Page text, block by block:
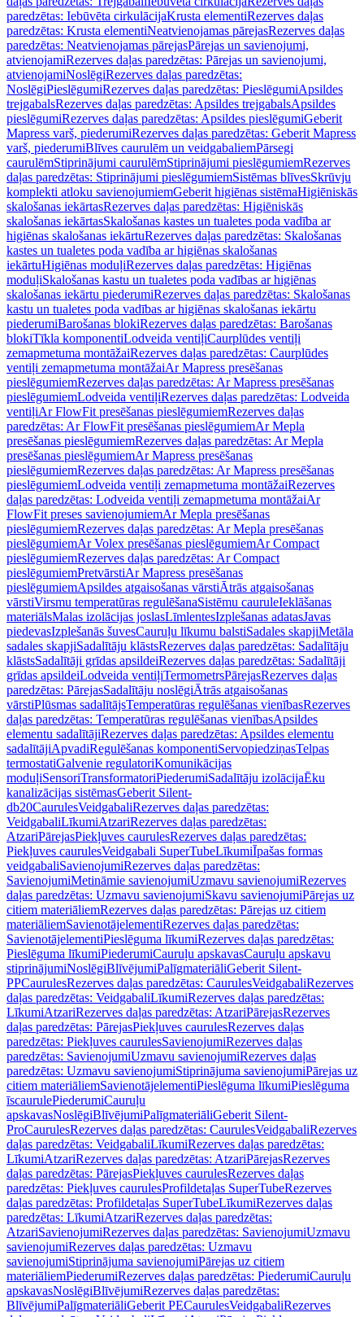
paredzētas: Iebūvēta cirkulācijaKrusta elementiRezerves daļas
paredzētas: Krusta elementiNeatvienojamas pārejasRezerves daļas
paredzētas: Neatvienojamas pārejasPārejas un savienojumi,
atvienojamiRezerves daļas paredzētas: Pārejas un savienojumi,
atvienojamiNoslēgiRezerves daļas paredzētas:
NoslēgiPieslēgumiRezerves daļas paredzētas: PieslēgumiApsildes
trejgabalsRezerves daļas paredzētas: Apsildes trejgabalsApsildes
pieslēgumiRezerves daļas paredzētas: Apsildes pieslēgumiGeberit
Mapress varš, piederumiRezerves daļas paredzētas: Geberit Mapress
varš, piederumiBlīves caurulēm un veidgabaliemPārsegi
caurulēmStiprinājumi caurulēmStiprinājumi pieslēgumiemRezerves
daļas paredzētas: Stiprinājumi pieslēgumiemSistēmas blīvesSkrūvju
komplekti atloku savienojumiemGeberit higiēnas sistēmaHigiēniskās
skalošanas iekārtasRezerves daļas paredzētas: Higiēniskās
skalošanas iekārtasSkalošanas kastes un tualetes poda vadība ar
higiēnas skalošanas iekārtuRezerves daļas paredzētas: Skalošanas
kastes un tualetes poda vadība ar higiēnas skalošanas
iekārtuHigiēnas moduļiRezerves daļas paredzētas: Higiēnas
moduļiSkalošanas kastu un tualetes poda vadības ar higiēnas
skalošanas iekārtu piederumiRezerves daļas paredzētas: Skalošanas
kastu un tualetes poda vadības ar higiēnas skalošanas iekārtu
piederumiBarošanas blokiRezerves daļas paredzētas: Barošanas
blokiTīkla komponentiLodveida ventiļiCaurplūdes ventiļi
zemapmetuma montāžaiRezerves daļas paredzētas: Caurplūdes
ventiļi zemapmetuma montāžaiAr Mapress presēšanas
pieslēgumiemRezerves daļas paredzētas: Ar Mapress presēšanas
pieslēgumiemLodveida ventiļiRezerves daļas paredzētas: Lodveida
ventiļiAr FlowFit presēšanas pieslēgumiemRezerves daļas
paredzētas: Ar FlowFit presēšanas pieslēgumiemAr Mepla
presēšanas pieslēgumiemRezerves daļas paredzētas: Ar Mepla
presēšanas pieslēgumiemAr Mapress presēšanas
pieslēgumiemRezerves daļas paredzētas: Ar Mapress presēšanas
pieslēgumiemLodveida ventiļi zemapmetuma montāžaiRezerves
daļas paredzētas: Lodveida ventiļi zemapmetuma montāžaiAr
FlowFit preses savienojumiemAr Mepla presēšanas
pieslēgumiemRezerves daļas paredzētas: Ar Mepla presēšanas
pieslēgumiemAr Volex presēšanas pieslēgumiemAr Compact
pieslēgumiemRezerves daļas paredzētas: Ar Compact
pieslēgumiemPretvārstiAr Mapress presēšanas
pieslēgumiemApsildes atgaisošanas vārstiĀtrās atgaisošanas
vārstiVirsmu temperatūras regulēšanaSistēmu cauruleIeklāšanas
materiālsMalas izolācijas joslasLīmlentesIzplešanas adatasJavas
piedevasIzplešanās šuvesCauruļu līkumu balstiSadales skapjiMetāla
sadales skapjiSadalītāju klāstsRezerves daļas paredzētas: Sadalītāju
klāstsSadalītāji grīdas apsildeiRezerves daļas paredzētas: Sadalītāji
grīdas apsildeiLodveida ventiļiTermometrsPārejasRezerves daļas
paredzētas: PārejasSadalītāju noslēgiĀtrās atgaisošanas
vārstiPlūsmas sadalītājsTemperatūras regulēšanas vienībasRezerves
daļas paredzētas: Temperatūras regulēšanas vienībasApsildes
elementu sadalītājiRezerves daļas paredzētas: Apsildes elementu
sadalītājiApvadiRegulēšanas komponentiServopiedziņasTelpas
termostatiGalvenie regulatoriKomunikācijas
moduļiSensoriTransformatoriPiederumiSadalītāju izolācijaĒku
kanalizācijas sistēmasGeberit Silent-
db20CaurulesVeidgabaliRezerves daļas paredzētas:
VeidgabaliLīkumiAtzariRezerves daļas paredzētas:
AtzariPārejasPiekļuves caurulesRezerves daļas paredzētas:
Piekļuves caurulesVeidgabali SuperTubeLīkumiĪpašas formas
veidgabaliSavienojumiRezerves daļas paredzētas:
SavienojumiMetināmie savienojumiUzmavu savienojumiRezerves
daļas paredzētas: Uzmavu savienojumiSkavu savienojumiPārejas uz
citiem materiāliemRezerves daļas paredzētas: Pārejas uz citiem
materiāliemSavienotājelementiRezerves daļas paredzētas:
SavienotājelementiPieslēguma līkumiRezerves daļas paredzētas:
Pieslēguma līkumiPiederumiCauruļu apskavasCauruļu apskavu
stiprinājumiNoslēgiBlīvējumiPalīgmateriāliGeberit Silent-
PPCaurulesRezerves daļas paredzētas: CaurulesVeidgabaliRezerves
daļas paredzētas: VeidgabaliLīkumiRezerves daļas paredzētas:
LīkumiAtzariRezerves daļas paredzētas: AtzariPārejasRezerves
daļas paredzētas: PārejasPiekļuves caurulesRezerves daļas
paredzētas: Piekļuves caurulesSavienojumiRezerves daļas
paredzētas: SavienojumiUzmavu savienojumiRezerves daļas
paredzētas: Uzmavu savienojumiStiprinājuma savienojumiPārejas uz
citiem materiāliemSavienotājelementiPieslēguma līkumiPieslēguma
īscaurulePiederumiCauruļu
apskavasNoslēgiBlīvējumiPalīgmateriāliGeberit Silent-
ProCaurulesRezerves daļas paredzētas: CaurulesVeidgabaliRezerves
daļas paredzētas: VeidgabaliLīkumiRezerves daļas paredzētas:
LīkumiAtzariRezerves daļas paredzētas: AtzariPārejasRezerves
daļas paredzētas: PārejasPiekļuves caurulesRezerves daļas
paredzētas: Piekļuves caurulesProfildetaļas SuperTubeRezerves
daļas paredzētas: Profildetaļas SuperTubeLīkumiRezerves daļas
paredzētas: LīkumiAtzariRezerves daļas paredzētas:
AtzariSavienojumiRezerves daļas paredzētas: SavienojumiUzmavu
savienojumiRezerves daļas paredzētas: Uzmavu
savienojumiStiprinājuma savienojumiPārejas uz citiem
materiāliemPiederumiRezerves daļas paredzētas: PiederumiCauruļu
apskavasNoslēgiBlīvējumiRezerves daļas paredzētas:
BlīvējumiPalīgmateriāliGeberit PECaurulesVeidgabaliRezerves